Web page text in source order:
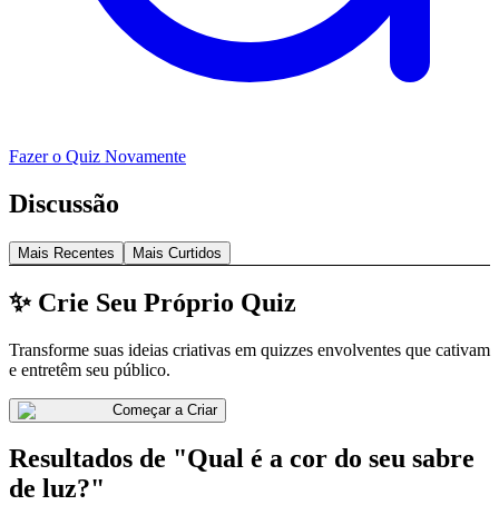
Fazer o Quiz Novamente
Discussão
Mais Recentes Mais Curtidos
✨ Crie Seu Próprio Quiz
Transforme suas ideias criativas em quizzes envolventes que cativam
e entretêm seu público.
Começar a Criar
Resultados de "Qual é a cor do seu sabre
de luz?"